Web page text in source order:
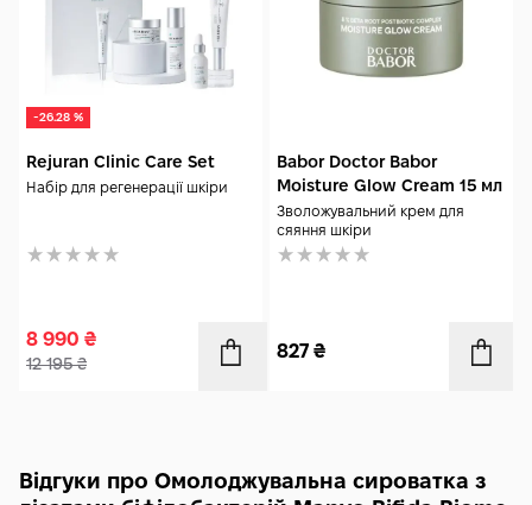
-26.28 %
Rejuran Clinic Care Set
Набір для регенерації шкіри
8 990 ₴
12 195₴
Babor Doctor Babor
Moisture Glow Cream 15 мл
Зволожувальний крем для
сяяння шкіри
827 ₴
Відгуки про Омолоджувальна сироватка з